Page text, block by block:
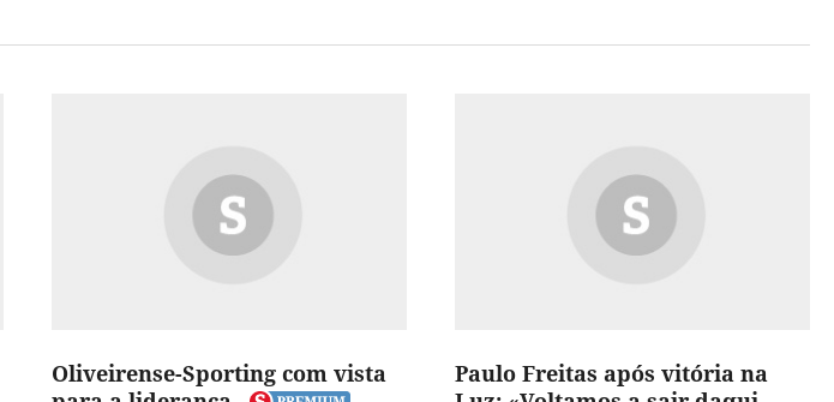
Oliveirense-Sporting com vista
Paulo Freitas após vitória na